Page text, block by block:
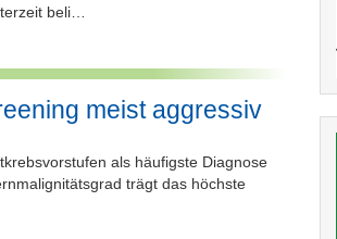
beli…
meist aggressiv
als häufigste Diagnose
trägt das höchste